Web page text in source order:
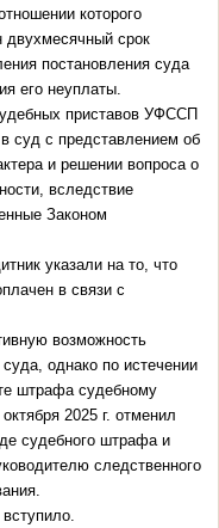
которого
двухмесячный срок
постановления суда
его неуплаты.
приставов УФССП
суд с представлением об
и решении вопроса о
вследствие
Законом
указали на то, что
в связи с
возможность
однако по истечении
штрафа судебному
2025 г. отменил
судебного штрафа и
следственного
не вступило.